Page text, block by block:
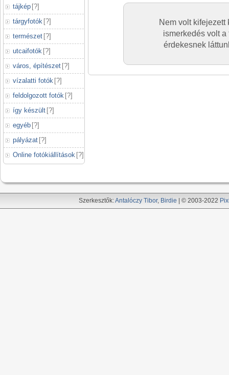
tájkép [?]
tárgyfotók [?]
természet [?]
utcaifotók [?]
város, építészet [?]
vízalatti fotók [?]
feldolgozott fotók [?]
így készült [?]
egyéb [?]
pályázat [?]
Online fotókiállítások [?]
Nem volt
ismerkedés volt
érdekesnek
Szerkesztők:Antalóczy Tibor, Birdie | © 2003-2022